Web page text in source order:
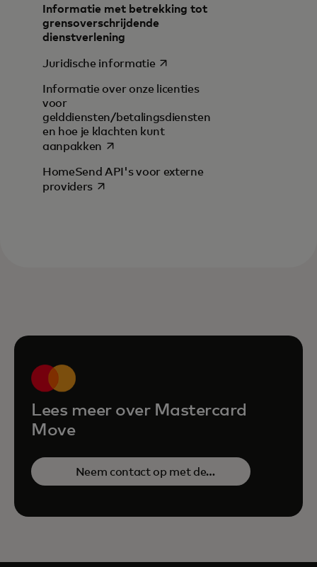
Informatie met betrekking tot
grensoverschrijdende
dienstverlening
Juridische informatieopens in a new tab
Informatie over onze licenties
voor
gelddiensten/betalingsdiensten
en hoe je klachten kunt
aanpakken opens in a new tab
HomeSend API's voor externe
providers opens in a new tab
Lees meer over Mastercard
Move
Neem contact op met de